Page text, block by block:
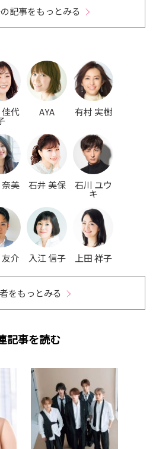
記事をもっとみる
代 AYA 有村 実樹
美 石井 美保 石川 ユウ
キ
介 入江 信子 上田 祥子
をもっとみる
記事を読む